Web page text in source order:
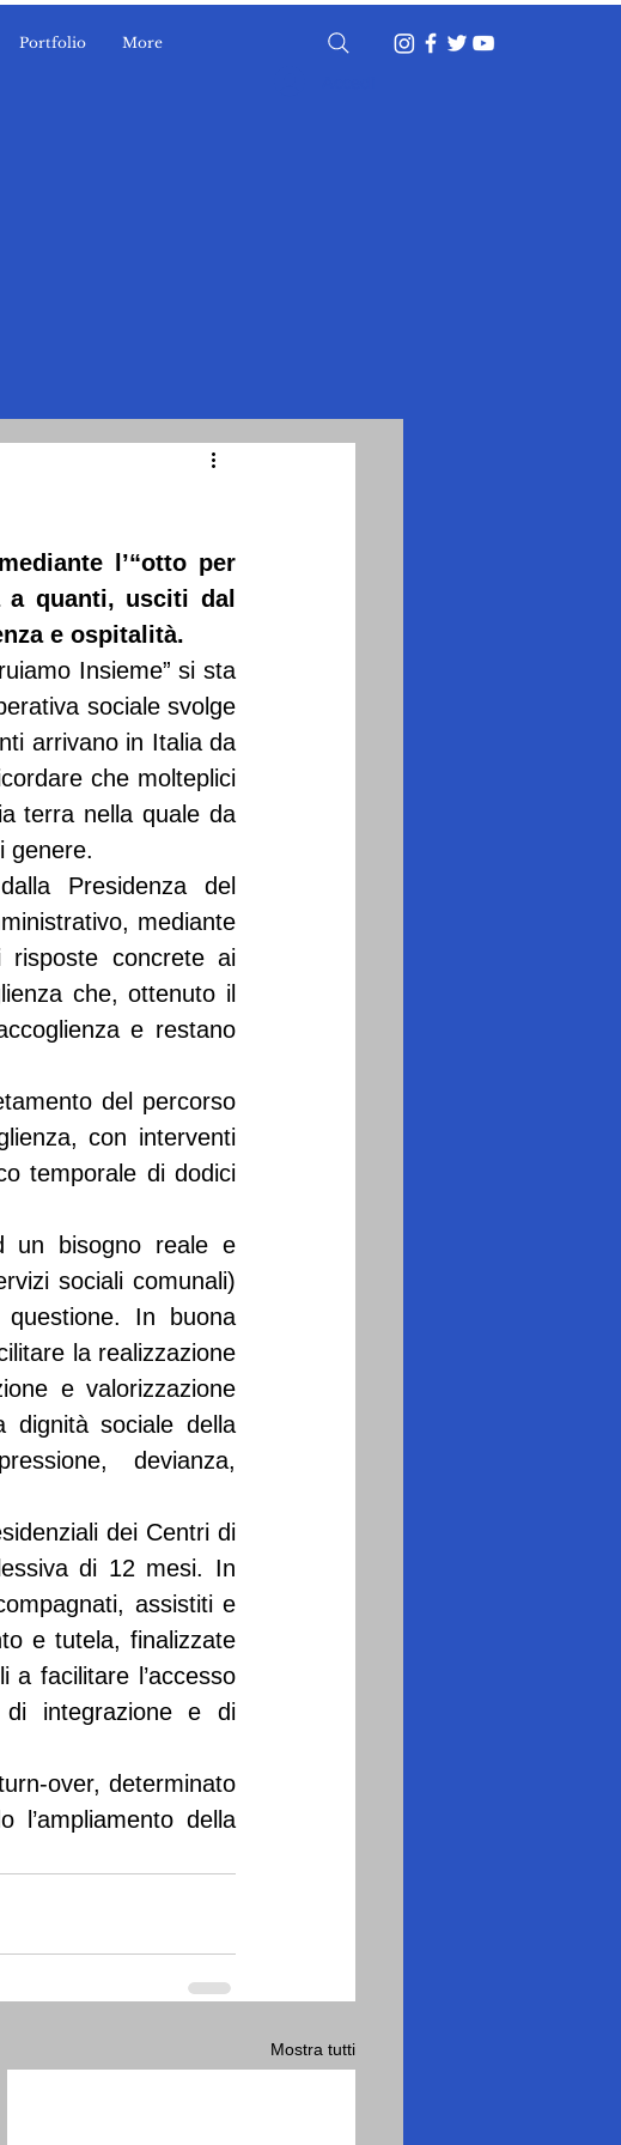
Portfolio More
l’“otto per
quanti, usciti dal
e ospitalità.
Insieme” si sta
sociale svolge
arrivano in Italia da
che molteplici
terra nella quale da
genere.
Presidenza del
mediante
risposte concrete ai
che, ottenuto il
e restano
del percorso
con interventi
temporale di dodici
un bisogno reale e
sociali comunali)
In buona
la realizzazione
e valorizzazione
dignità sociale della
devianza,
dei Centri di
di 12 mesi. In
assistiti e
e tutela, finalizzate
a facilitare l’accesso
integrazione e di
over, determinato
l’ampliamento della
Mostra tutti